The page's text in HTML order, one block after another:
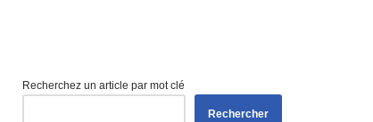
Recherchez un article par mot clé
Rechercher